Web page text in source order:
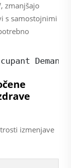
zmanjšajo
s samostojnimi
izmenjave